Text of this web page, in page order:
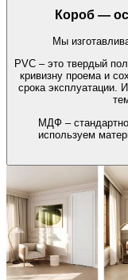
Короб —
Мы
PVC – это твердый
кривизну проема и
срока эксплуатации.
МДФ –
используем